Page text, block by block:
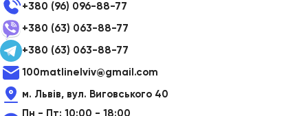
+380 (96) 096-88-77
+380 (63) 063-88-77
+380 (63) 063-88-77
100matlinelviv@gmail.com
м. Львів, вул. Виговського 40
Пн - Пт: 10:00 - 18:00